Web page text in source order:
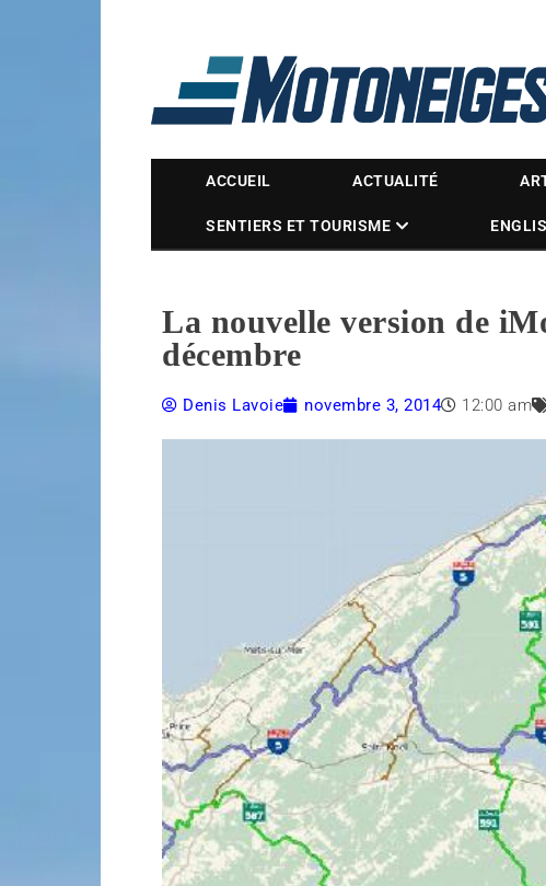
Magazine
ACCUEIL ACTUALITÉ
SENTIERS ET TOURISME
La nouvelle version de
décembre
Denis Lavoie novembre 3, 2014 12:00 am